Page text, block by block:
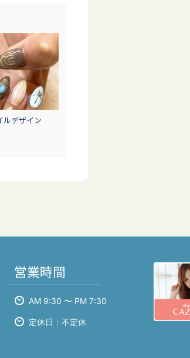
ルデザイン
営業時間
AM 9:30 〜 PM 7:30
定休日：不定休